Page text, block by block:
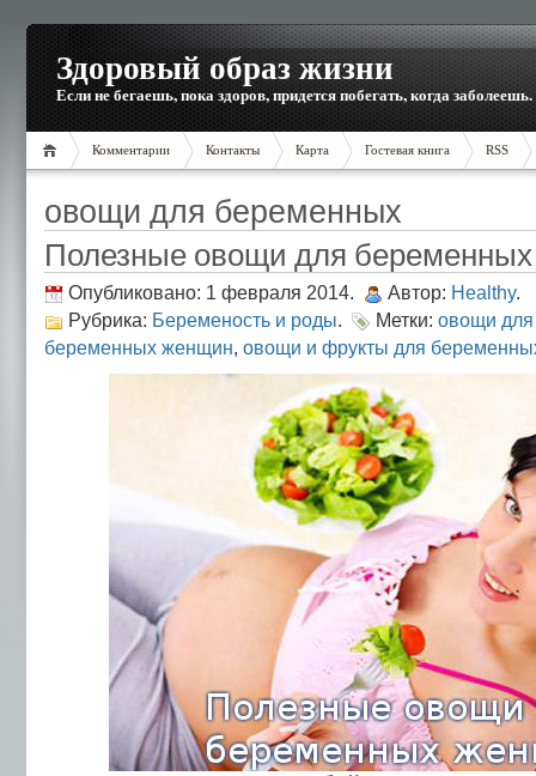
Здоровый образ жизни
Если не бегаешь, пока здоров, придется побегать, когда заболеешь.
Комментарии Контакты Карта Гостевая книга RSS
овощи для беременных
Полезные овощи для
Опубликовано: 1 февраля 2014. Автор: Healthy.
Рубрика: Беременость и роды. Метки: овощи
беременных женщин, овощи и фрукты для